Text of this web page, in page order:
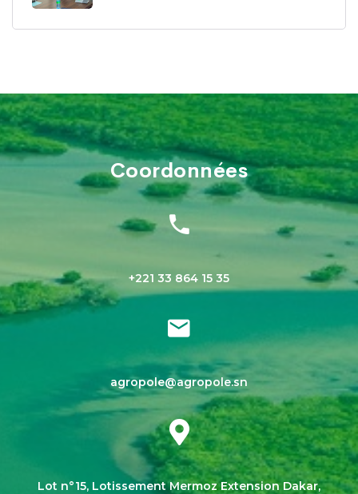
Coordonnées
+221 33 864 15 35
agropole@agropole.sn
Lot n°15, Lotissement Mermoz Extension Dakar,